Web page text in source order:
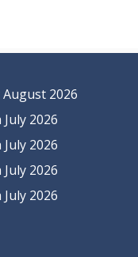
2026
2026
2026
2026
2026